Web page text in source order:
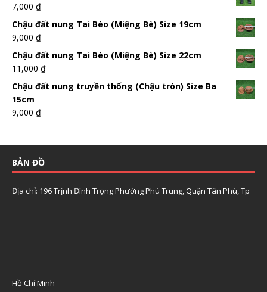
7,000 ₫
Chậu đất nung Tai Bèo (Miệng Bè) Size 19cm
9,000 ₫
Chậu đất nung Tai Bèo (Miệng Bè) Size 22cm
11,000 ₫
Chậu đất nung truyền thống (Chậu tròn) Size Ba
15cm
9,000 ₫
BẢN ĐỒ
Địa chỉ: 196 Trịnh Đình Trọng Phường Phú Trung, Quận Tân Phú, Tp
Hồ Chí Minh